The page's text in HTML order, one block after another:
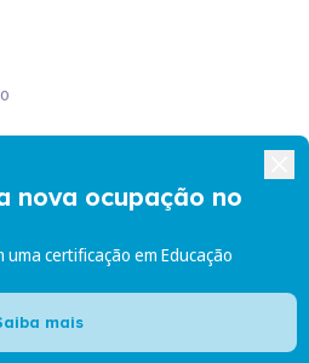
nova ocupação no
certificação em Educação
mais